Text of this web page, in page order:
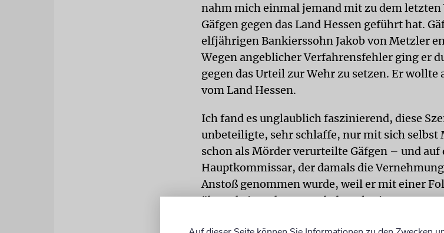
nahm mich einmal jemand mit zu dem letzten
Gäfgen gegen das Land Hessen geführt hat.
elfjährigen Bankierssohn Jakob von Metzler
Wegen angeblicher Verfahrensfehler ging er
gegen das Urteil zur Wehr zu setzen. Er wollte
vom Land Hessen.
Ich fand es unglaublich faszinierend, diese
unbeteiligte, sehr schlaffe, nur mit sich selbst
schon als Mörder verurteilte Gäfgen – und auf
Hauptkommissar, der damals die
Anstoß genommen wurde, weil er mit einer
überschritten hat. Es gab damals eine